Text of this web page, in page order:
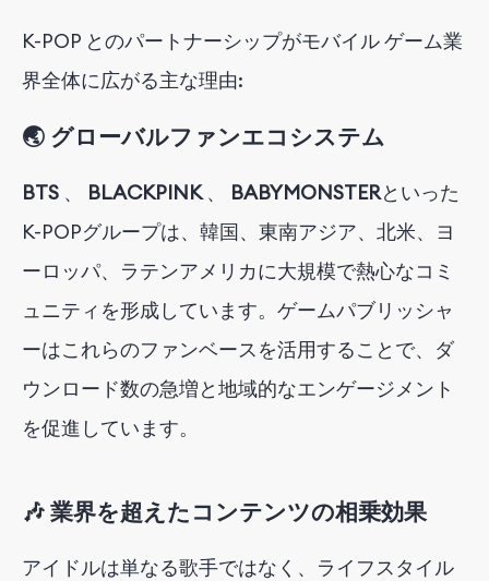
K-POP とのパートナーシップがモバイル ゲーム業
界全体に広がる主な理由:
🌏 グローバルファンエコシステム
BTS 、 BLACKPINK 、 BABYMONSTERといった
K-POPグループは、韓国、東南アジア、北米、ヨ
ーロッパ、ラテンアメリカに大規模で熱心なコミ
ュニティを形成しています。ゲームパブリッシャ
ーはこれらのファンベースを活用することで、ダ
ウンロード数の急増と地域的なエンゲージメント
を促進しています。
🎶 業界を超えたコンテンツの相乗効果
アイドルは単なる歌手ではなく、ライフスタイル